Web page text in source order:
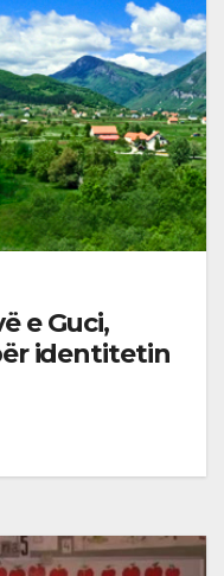
e Guci,
identitetin